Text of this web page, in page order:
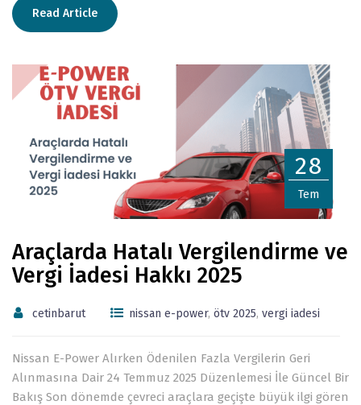
Read Article
28
Tem
Araçlarda Hatalı Vergilendirme ve
Vergi İadesi Hakkı 2025
cetinbarut nissan e-power, ötv 2025, vergi iadesi
Nissan E-Power Alırken Ödenilen Fazla Vergilerin Geri
Alınmasına Dair 24 Temmuz 2025 Düzenlemesi İle Güncel Bir
Bakış Son dönemde çevreci araçlara geçişte büyük ilgi gören